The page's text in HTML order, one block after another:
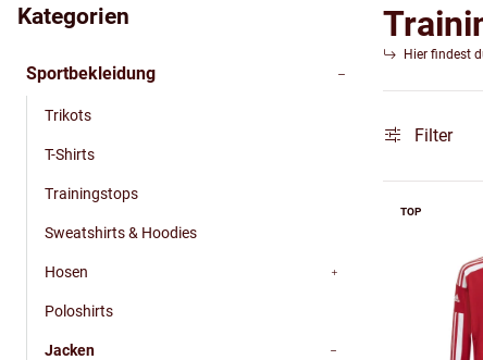
Hier findest
Filter
TOP
Kategorien
Sportbekleidung
Trikots
T-Shirts
Trainingstops
Sweatshirts & Hoodies
Hosen
Poloshirts
Jacken